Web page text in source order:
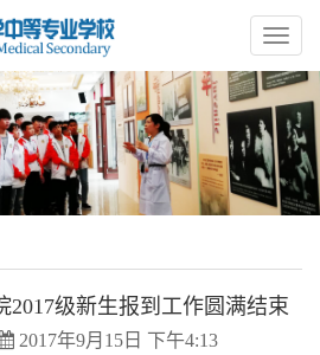
2017级新生报到工作圆满结束
2017年9月15日 下午4:13